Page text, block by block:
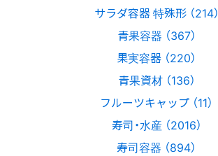
サラダ容器 特殊形 （214）
青果容器 （367）
果実容器 （220）
青果資材 （136）
フルーツキャップ （11）
寿司・水産 （2016）
寿司容器 （894）